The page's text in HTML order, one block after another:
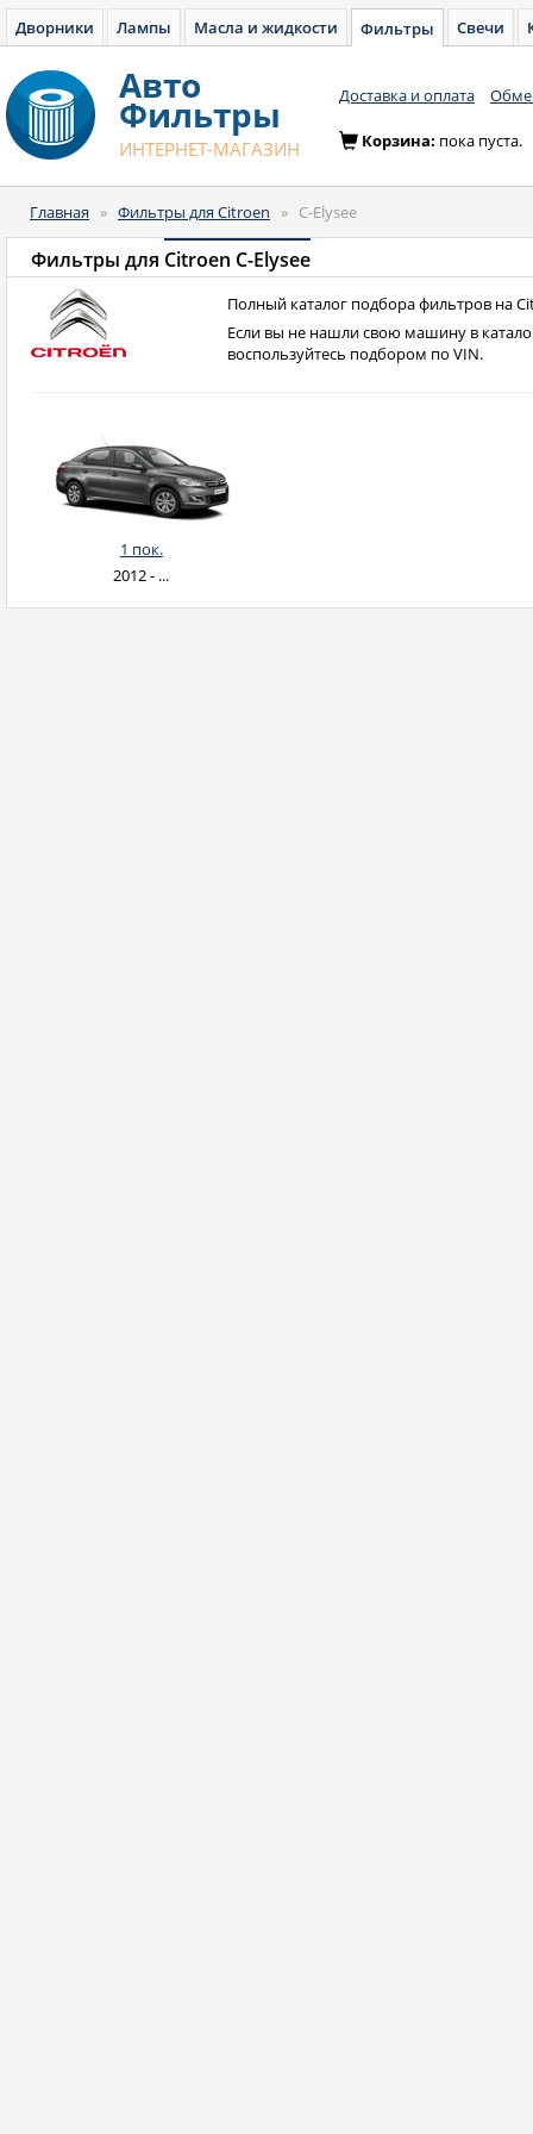
Дворники Лампы Масла и жидкости Фильтры Свечи
Авто
Фильтры
ИНТЕРНЕТ-МАГАЗИН
Доставка и оплата
Корзина: пока пуста.
Главная » Фильтры для Citroen » C-Elysee
Фильтры для Citroen C-Elysee
Полный каталог подбора фильтров на
Если вы не нашли свою машину в
воспользуйтесь подбором по VIN.
1 пок.
2012 - ...